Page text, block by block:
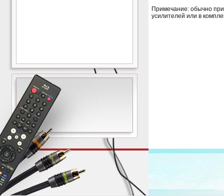
Примечание: обычно
усилителей или в